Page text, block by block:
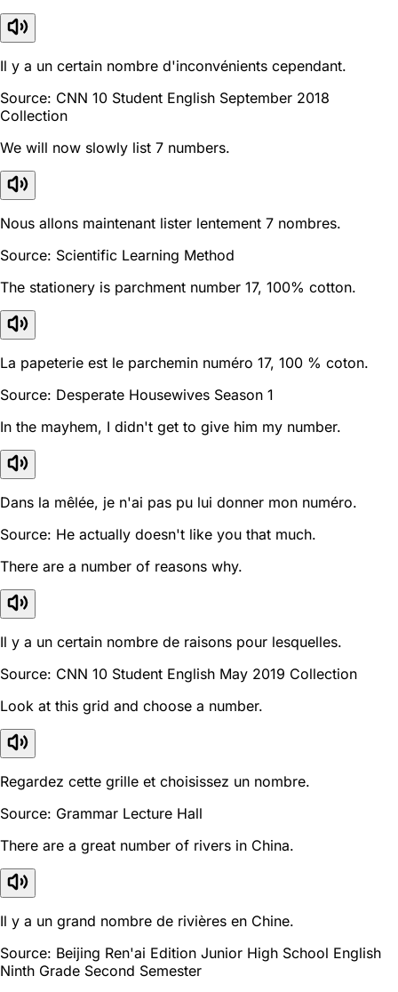
Il y a un certain nombre d'inconvénients cependant.
Source: CNN 10 Student English September 2018
Collection
We will now slowly list 7 numbers.
Nous allons maintenant lister lentement 7 nombres.
Source: Scientific Learning Method
The stationery is parchment number 17, 100% cotton.
La papeterie est le parchemin numéro 17, 100 % coton.
Source: Desperate Housewives Season 1
In the mayhem, I didn't get to give him my number.
Dans la mêlée, je n'ai pas pu lui donner mon numéro.
Source: He actually doesn't like you that much.
There are a number of reasons why.
Il y a un certain nombre de raisons pour lesquelles.
Source: CNN 10 Student English May 2019 Collection
Look at this grid and choose a number.
Regardez cette grille et choisissez un nombre.
Source: Grammar Lecture Hall
There are a great number of rivers in China.
Il y a un grand nombre de rivières en Chine.
Source: Beijing Ren'ai Edition Junior High School English
Ninth Grade Second Semester